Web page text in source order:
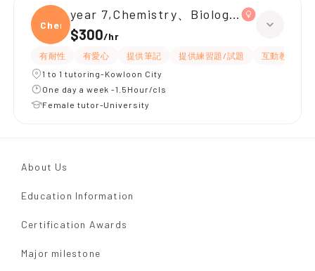
Chemi
year 7,Chemistry、Biology、Physics
$300/hr
有耐性 有愛心 提供筆記 提供練習題/試題 互動教學
1 to 1 tutoring-Kowloon City
One day a week -1.5Hour/cls
Female tutor-University
About Us
Education Information
Certification Awards
Major milestone